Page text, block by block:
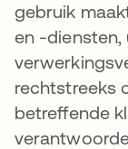
gebruik
en -diensten,
rechtstreeks
betreffende